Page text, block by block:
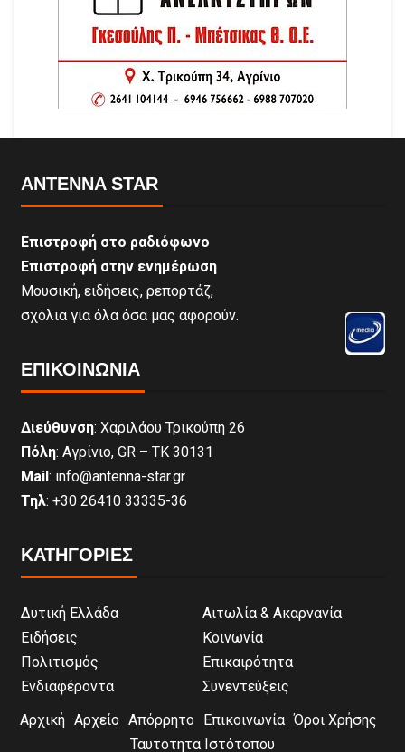
ANTENNA STAR
Επιστροφή στο ραδιόφωνο
Επιστροφή στην ενημέρωση
Μουσική, ειδήσεις, ρεπορτάζ,
σχόλια για όλα όσα μας αφορούν.
ΕΠΙΚΟΙΝΩΝΊΑ
Διεύθυνση: Χαριλάου Τρικούπη 26
Πόλη: Αγρίνιο, GR – ΤΚ 30131
Mail : info@antenna-star.gr
Τηλ: +30 26410 33335-36
ΚΑΤΗΓΟΡΙΕΣ
Δυτική Ελλάδα
Αιτωλία & Ακαρνανία
Ειδήσεις
Κοινωνία
Πολιτισμός
Επικαιρότητα
Ενδιαφέροντα
Συνεντεύξεις
Αρχική Αρχείο Απόρρητο Επικοινωνία Όροι Χρήσης
Ταυτότητα Ιστότοπου